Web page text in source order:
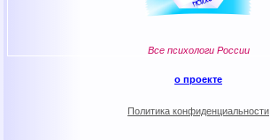
Все психологи России
о проекте
Политика конфиденциальности